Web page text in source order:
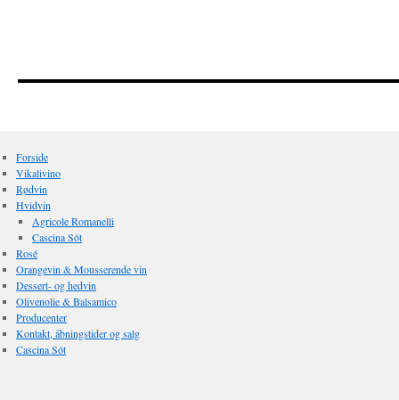
Forside
Vikalivino
Rødvin
Hvidvin
Agricole Romanelli
Cascina Sót
Rosé
Orangevin & Mousserende vin
Dessert- og hedvin
Olivenolie & Balsamico
Producenter
Kontakt, åbningstider og salg
Cascina Sót